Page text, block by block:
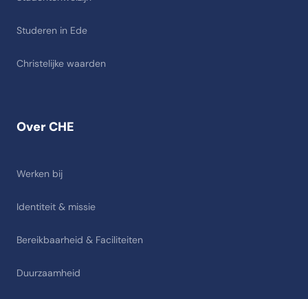
Over CHE
Werken bij
Identiteit & missie
Bereikbaarheid & Faciliteiten
Duurzaamheid
Studeren in Ede
Christelijke waarden